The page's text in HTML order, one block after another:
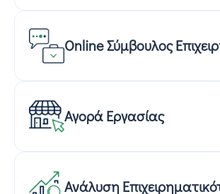
Online Σύμβουλος
Αγορά Εργασίας
Ανάλυση